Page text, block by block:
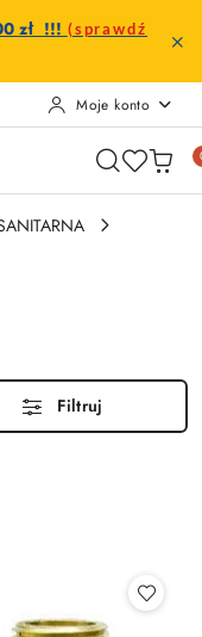
zł !!! (sprawdź
Moje konto
Filtruj